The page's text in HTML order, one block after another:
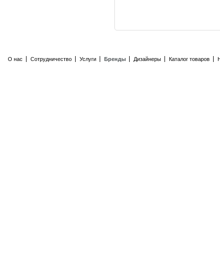
О нас Сотрудничество Услуги Бренды Дизайнеры Каталог товаров